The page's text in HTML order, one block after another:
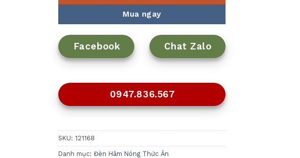
Mua ngay
Facebook Chat Zalo
0947.836.567
SKU: 121168
Danh mục: Đèn Hâm Nóng Thức Ăn